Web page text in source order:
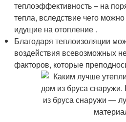
теплоэффективность – на
тепла, вследствие чего
идущие на отопление .
Благодаря теплоизоляции
воздействия всевозможных
факторов, которые